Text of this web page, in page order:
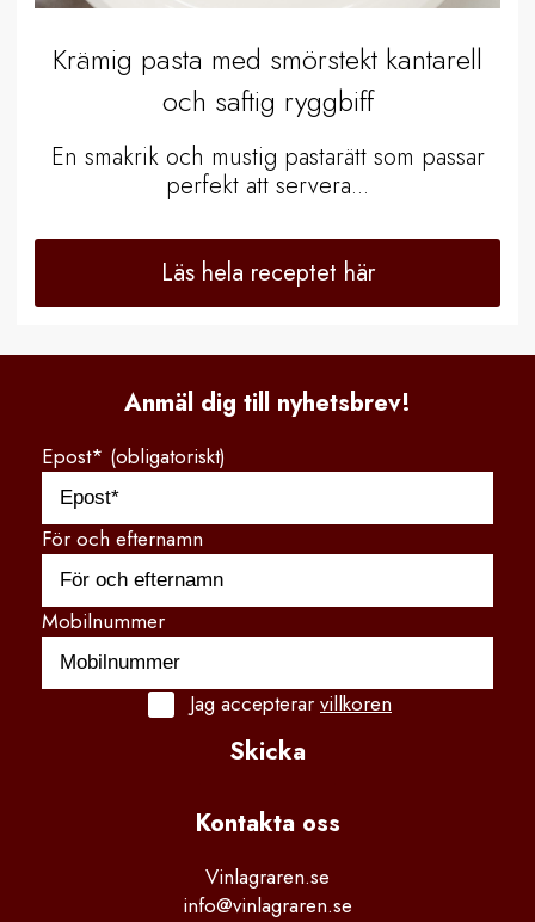
Krämig pasta med smörstekt kantarell
och saftig ryggbiff
En smakrik och mustig pastarätt som passar
perfekt att servera...
Läs hela receptet här
Anmäl dig till nyhetsbrev!
Epost* (obligatoriskt)
För och efternamn
Mobilnummer
Jag accepterar villkoren
Skicka
Kontakta oss
Vinlagraren.se
info@vinlagraren.se